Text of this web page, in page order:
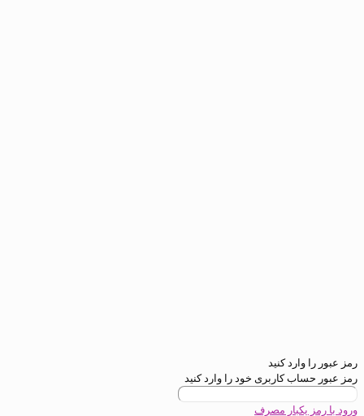
رمز عبور را وارد کنید
رمز عبور حساب کاربری خود را وارد کنید
ورود با رمز یکبار مصرف